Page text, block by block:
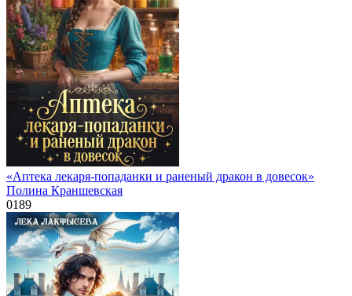
«Аптека лекаря-попаданки и раненый дракон в довесок»
Полина Краншевская
0189